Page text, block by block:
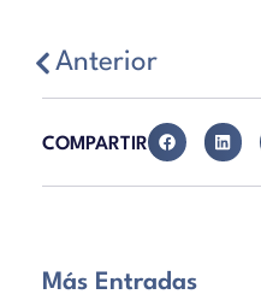
Anterior
COMPARTIR
Más Entradas